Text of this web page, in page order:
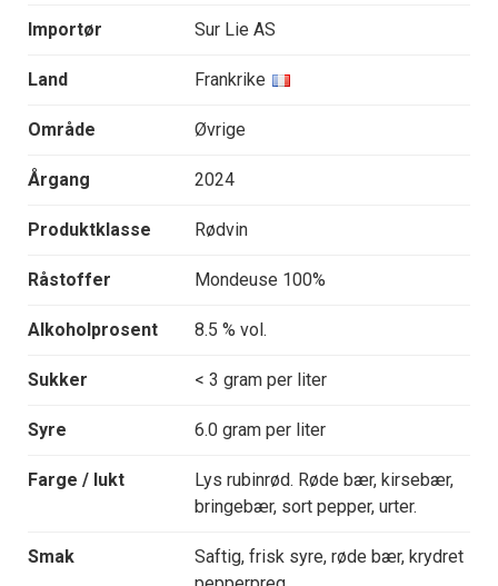
Importør Sur Lie AS
Land Frankrike
Område Øvrige
Årgang 2024
Produktklasse Rødvin
Råstoffer Mondeuse 100%
Alkoholprosent 8.5 % vol.
Sukker < 3 gram per liter
Syre 6.0 gram per liter
Farge / lukt
Lys rubinrød. Røde bær, kirsebær,
bringebær, sort pepper, urter.
Smak
Saftig, frisk syre, røde bær, krydret